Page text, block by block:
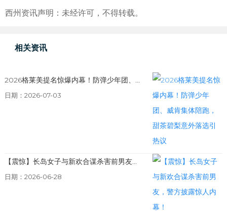
西州资讯声明：未经许可，不得转载。
相关资讯
2026格莱美提名惊爆内幕！防弹少年团、...
日期：2026-07-03
【震惊】长岛女子与新欢合谋杀害前男友...
日期：2026-06-28